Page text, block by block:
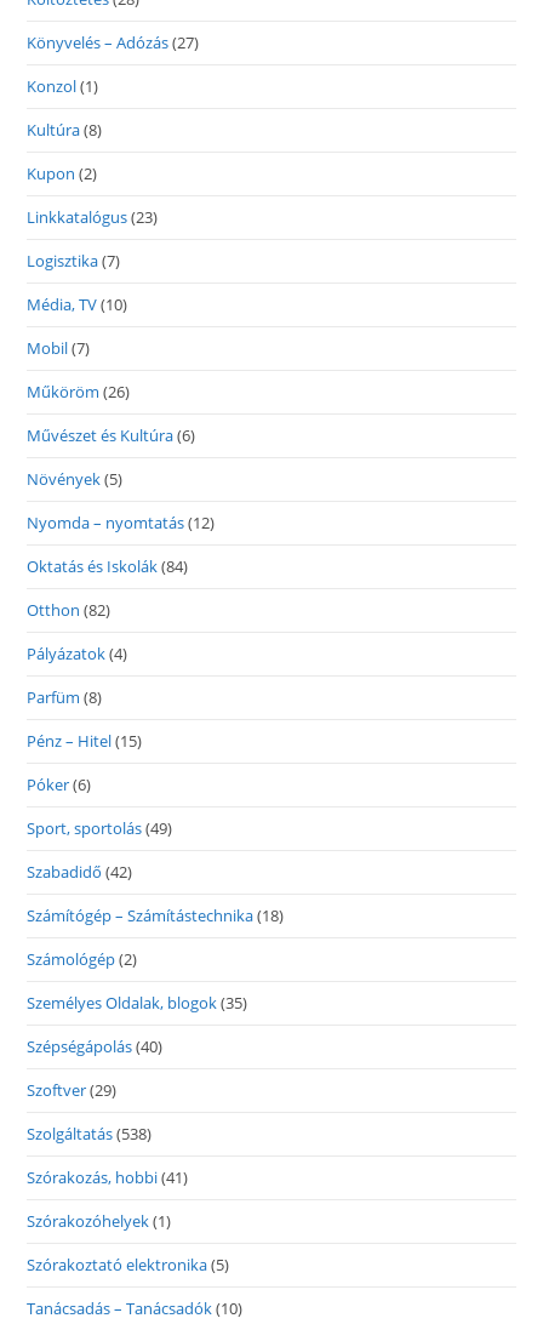
Könyvelés – Adózás(27)
Konzol(1)
Kultúra(8)
Kupon (2)
Linkkatalógus(23)
Logisztika(7)
Média, TV(10)
Mobil(7)
Műköröm (26)
Művészet és Kultúra(6)
Növények(5)
Nyomda – nyomtatás(12)
Oktatás és Iskolák(84)
Otthon (82)
Pályázatok(4)
Parfüm (8)
Pénz – Hitel(15)
Póker(6)
Sport, sportolás(49)
Szabadidő (42)
Számítógép – Számítástechnika(18)
Számológép(2)
Személyes Oldalak, blogok(35)
Szépségápolás(40)
Szoftver(29)
Szolgáltatás(538)
Szórakozás, hobbi(41)
Szórakozóhelyek(1)
Szórakoztató elektronika(5)
Tanácsadás – Tanácsadók(10)